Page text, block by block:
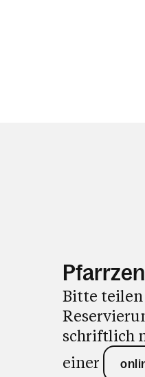
Bitte teilen
schriftlich
einer